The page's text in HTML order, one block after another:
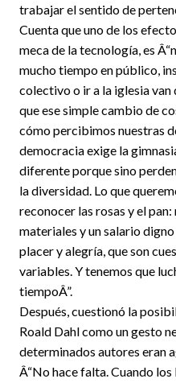
trabajar el sentido de
Cuenta que uno de los
meca de la tecnología, es
mucho tiempo en público,
colectivo o ir a la iglesia van
que ese simple cambio de
cómo percibimos nuestras
democracia exige la
diferente porque sino
la diversidad. Lo que
reconocer las rosas y el
materiales y un salario
placer y alegría, que son
variables. Y tenemos que
tiempoÂ”.
Después, cuestionó la
Roald Dahl como un gesto
determinados autores eran
Â“No hace falta. Cuando